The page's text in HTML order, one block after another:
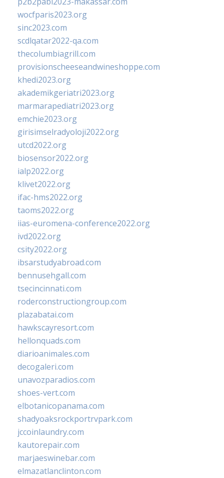
wocfparis2023.org
sinc2023.com
scdlqatar2022-qa.com
thecolumbiagrill.com
provisionscheeseandwineshoppe.com
khedi2023.org
akademikgeriatri2023.org
marmarapediatri2023.org
emchie2023.org
girisimselradyoloji2022.org
utcd2022.org
biosensor2022.org
ialp2022.org
klivet2022.org
ifac-hms2022.org
taoms2022.org
iias-euromena-conference2022.org
ivd2022.org
csity2022.org
ibsarstudyabroad.com
bennusehgall.com
tsecincinnati.com
roderconstructiongroup.com
plazabatai.com
hawkscayresort.com
hellonquads.com
diarioanimales.com
decogaleri.com
unavozparadios.com
shoes-vert.com
elbotanicopanama.com
shadyoaksrockportrvpark.com
jccoinlaundry.com
kautorepair.com
marjaeswinebar.com
elmazatlanclinton.com